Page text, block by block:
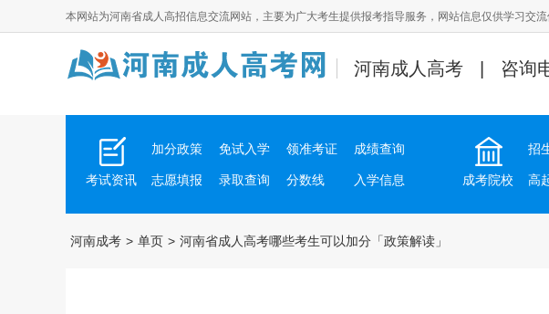
本网站为河南省成人高招信息交流网站，主要为广大考生提供报考指导服务，网站信息仅供学习交流
河南成人高考 | 咨询
考试资讯
加分政策 免试入学 领准考证 成绩查询
志愿填报 录取查询 分数线 入学信息 成考院校
招
高
河南成考 > 单页 > 河南省成人高考哪些考生可以加分「政策解读」